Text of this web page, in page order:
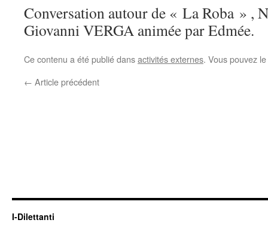
Conversation autour de « La Roba » ,
Giovanni VERGA animée par Edmée.
Ce contenu a été publié dansactivités externes. Vous pouvez
← Article précédent
I-Dilettanti